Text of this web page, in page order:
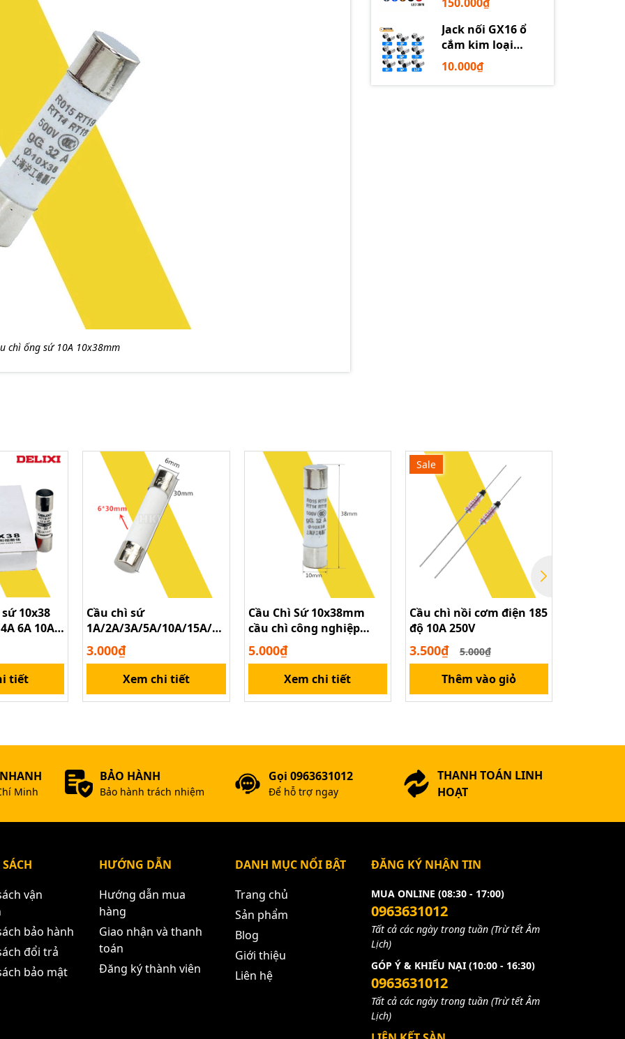
chì ống sứ 10A 10x38mm
Dương Lục Vàng
Jack nối GX16 ổ
cắm kim loại
2/3/4/5/6P chuyên
dụng
10.000₫
10x38
6A 10A
tiết
Cầu chì sứ
1A/2A/3A/5A/10A/15A/20A/25A/30A
6x30MM
3.000₫
Xem chi tiết
Cầu Chì Sứ 10x38mm
cầu chì công nghiệp
500V 50KA
5.000₫
Xem chi tiết
Sale
Cầu chì nồi cơm điện 185
độ 10A 250V
3.500₫ 5.000₫
Thêm vào giỏ
Minh
BẢO HÀNH
Bảo hành trách nhiệm
Gọi 0963631012
Để hỗ trợ ngay
THANH TOÁN LINH
HOẠT
vận
bảo hành
đổi trả
bảo mật
HƯỚNG DẪN
Hướng dẫn mua
hàng
Giao nhận và thanh
toán
Đăng ký thành viên
DANH MỤC NỔI BẬT
Trang chủ
Sản phẩm
Blog
Giới thiệu
Liên hệ
ĐĂNG KÝ NHẬN TIN
MUA ONLINE (08:30 - 17:00)
0963631012
Tất cả các ngày trong tuần (Trừ tết Âm
Lịch)
GÓP Ý & KHIẾU NẠI (10:00 - 16:30)
0963631012
Tất cả các ngày trong tuần (Trừ tết Âm
Lịch)